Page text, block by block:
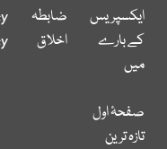
ایکسپریس
کے بارے
میں
ضابطہ
اخلاق
صفحۂ اول
تازہ ترین